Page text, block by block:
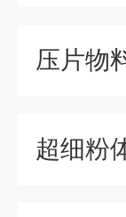
压片物
超细粉